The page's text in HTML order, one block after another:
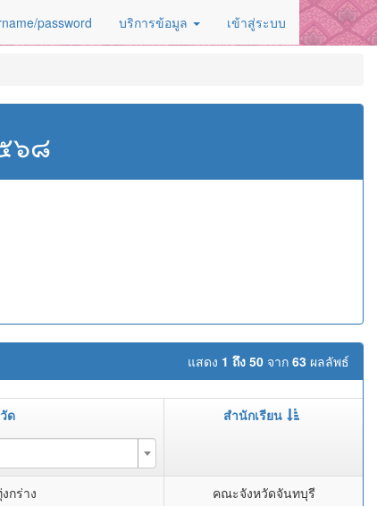
password บริการข้อมูล เข้าสู่ระบบ
๖๘
แสดง 1 ถึง 50 จาก 63 ผลลัพธ์
วัด สำนักเรียน
กร่าง
คณะจังหวัดจันทบุรี